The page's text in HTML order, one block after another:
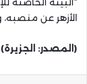
“البيئة الحاضنة
الأزهر عن منصبه،
(المصدر: الجزيرة)